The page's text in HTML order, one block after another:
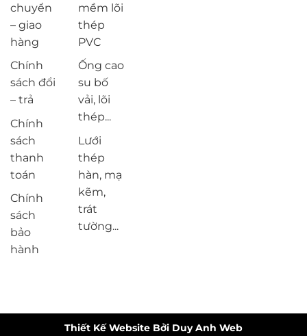
chuyển
– giao
hàng
Chính
sách đổi
– trả
Chính
sách
thanh
toán
Chính
sách
bảo
hành
mềm lõi
thép
PVC
Ống cao
su bố
vải, lõi
thép...
Lưới
thép
hàn, mạ
kẽm,
trát
tường...
Thiết Kế Website Bởi Duy Anh Web